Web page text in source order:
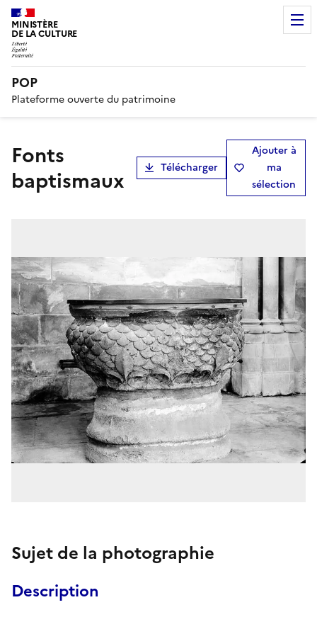
MINISTÈRE
DE LA CULTURE
POP
Plateforme ouverte du patrimoine
Fonts
baptismaux
Télécharger
Ajouter à
ma
sélection
Sujet de la photographie
Description